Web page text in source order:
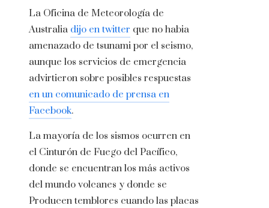
La Oficina de Meteorología de
Australia dijo en twitter que no habia
amenazado de tsunami por el seismo,
aunque los servicios de emergencia
advirtieron sobre posibles respuestas
en un comunicado de prensa en
Facebook.
La mayoría de los sismos ocurren en
el Cinturón de Fuego del Pacífico,
donde se encuentran los más activos
del mundo volcanes y donde se
Producen temblores cuando las placas